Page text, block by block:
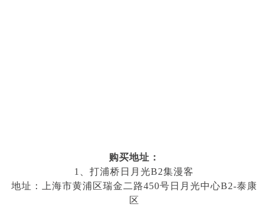
购买地址：
1、打浦桥日月光B2集漫客
地址：上海市黄浦区瑞金二路450号日月光中心B2-泰康
区